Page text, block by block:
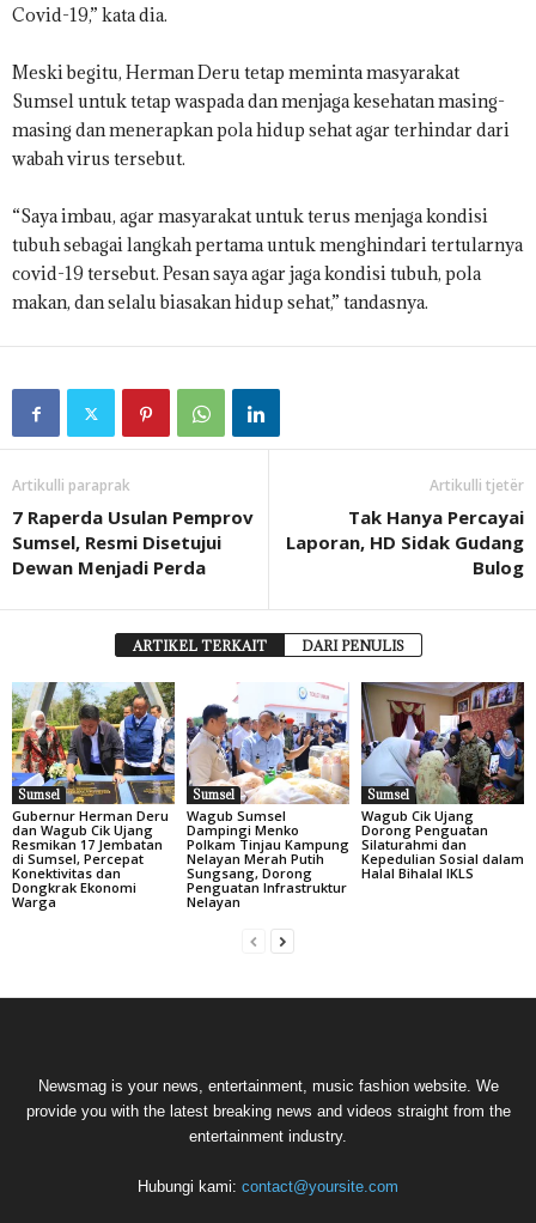
Covid-19,” kata dia.
Meski begitu, Herman Deru tetap meminta masyarakat
Sumsel untuk tetap waspada dan menjaga kesehatan masing-
masing dan menerapkan pola hidup sehat agar terhindar dari
wabah virus tersebut.
“Saya imbau, agar masyarakat untuk terus menjaga kondisi
tubuh sebagai langkah pertama untuk menghindari tertularnya
covid-19 tersebut. Pesan saya agar jaga kondisi tubuh, pola
makan, dan selalu biasakan hidup sehat,” tandasnya.
Artikulli paraprak
7 Raperda Usulan Pemprov
Sumsel, Resmi Disetujui
Dewan Menjadi Perda
Artikulli tjetër
Tak Hanya Percayai
Laporan, HD Sidak Gudang
Bulog
ARTIKEL TERKAIT DARI PENULIS
Sumsel
Gubernur Herman Deru
dan Wagub Cik Ujang
Resmikan 17 Jembatan
di Sumsel, Percepat
Konektivitas dan
Dongkrak Ekonomi
Warga
Sumsel
Wagub Sumsel
Dampingi Menko
Polkam Tinjau Kampung
Nelayan Merah Putih
Sungsang, Dorong
Penguatan Infrastruktur
Nelayan
Sumsel
Wagub Cik Ujang
Dorong Penguatan
Silaturahmi dan
Kepedulian Sosial dalam
Halal Bihalal IKLS
Newsmag is your news, entertainment, music fashion website. We
provide you with the latest breaking news and videos straight from the
entertainment industry.
Hubungi kami: contact@yoursite.com